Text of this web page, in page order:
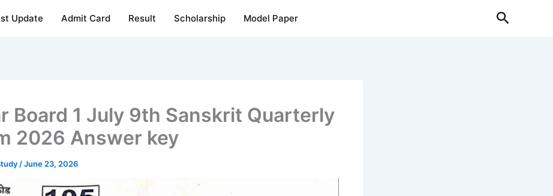
Update Admit Card Result Scholarship Model Paper Search
Board 1 July 9th Sanskrit Quarterly
2026 Answer key
/June 23, 2026